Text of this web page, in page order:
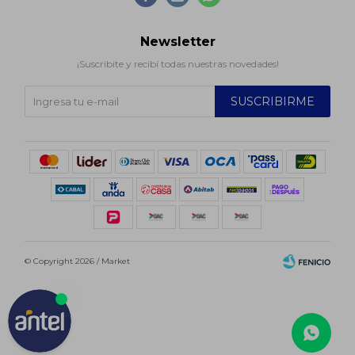
Newsletter
¡Suscribite y recibí todas nuestras novedades!
SUSCRIBIRME
© Copyright 2026 / Market